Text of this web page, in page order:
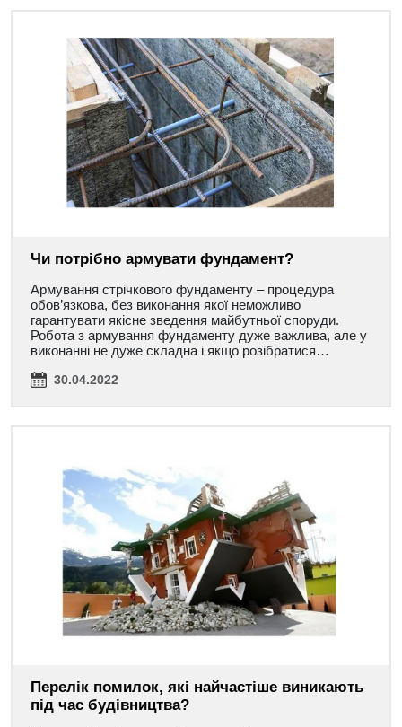
Чи потрібно армувати фундамент?
Армування стрічкового фундаменту – процедура
обов’язкова, без виконання якої неможливо
гарантувати якісне зведення майбутньої споруди.
Робота з армування фундаменту дуже важлива, але у
виконанні не дуже складна і якщо розібратися…
30.04.2022
Перелік помилок, які найчастіше виникають
під час будівництва?